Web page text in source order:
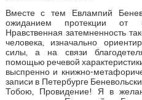
Вместе с тем Евлампий
ожиданием протекции от
Нравственная затемненность
человека, изначально
силы, а на связи
помощью речевой
выспренно и книжно-
записи в Петербурге
Тобою, Провидение! Я в